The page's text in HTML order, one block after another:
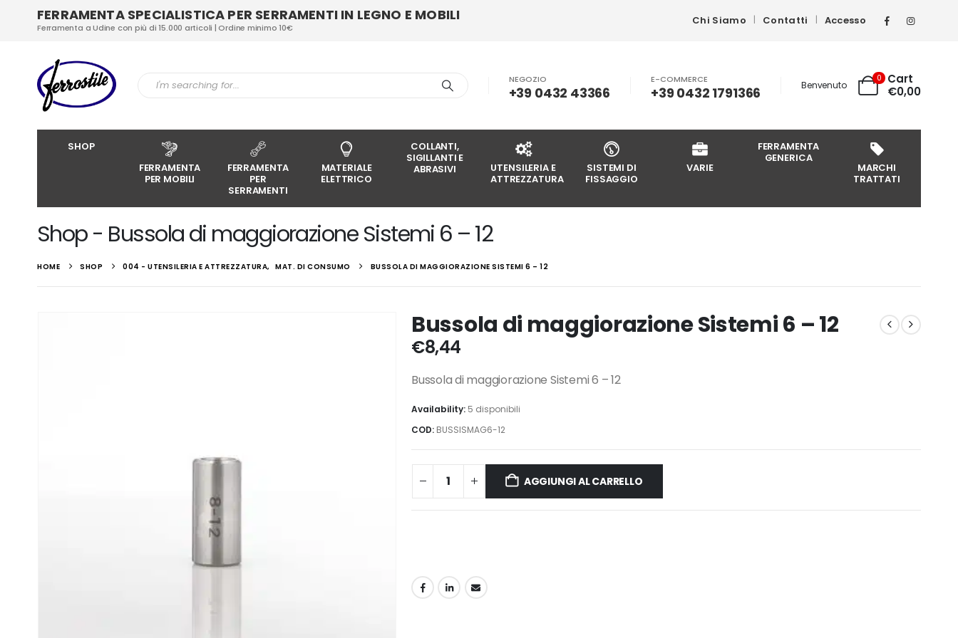
FERRAMENTA SPECIALISTICA PER SERRAMENTI IN LEGNO E MOBILI
Ferramenta a Udine con più di 15.000 articoli | Ordine minimo 10€
Chi Siamo Contatti Accesso
NEGOZIO
+39 0432 43366
E-COMMERCE
+39 0432 1791366 Benvenuto
0
Cart
€0,00
SHOP
FERRAMENTA
PER MOBILI
FERRAMENTA
PER
SERRAMENTI
MATERIALE
ELETTRICO
COLLANTI,
SIGILLANTI E
ABRASIVI
UTENSILERIA E
ATTREZZATURA
SISTEMI DI
FISSAGGIO
VARIE
FERRAMENTA
GENERICA
MARCHI
TRATTATI
Shop - Bussola di maggiorazione Sistemi 6 – 12
HOME SHOP 004 - UTENSILERIA E ATTREZZATURA, MAT. DI CONSUMO BUSSOLA DI MAGGIORAZIONE SISTEMI 6 – 12
Bussola di maggiorazione Sistemi 6 – 12
€8,44
Bussola di maggiorazione Sistemi 6 – 12
Availability: 5 disponibili
COD: BUSSISMAG6-12
AGGIUNGI AL CARRELLO